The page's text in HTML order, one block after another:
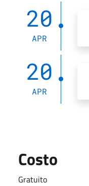
20
APR
20
APR
Costo
Gratuito